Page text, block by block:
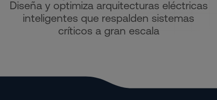
Diseña y optimiza arquitecturas eléctricas
inteligentes que respalden sistemas
críticos a gran escala